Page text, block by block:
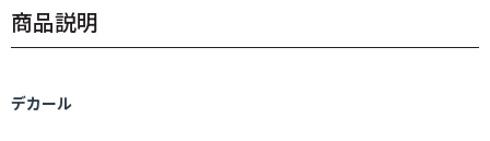
商品説明
デカール